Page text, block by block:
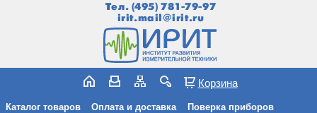
Тел. (495) 781-79-97
irit.mail@irit.ru
Корзина
Каталог товаров Оплата и доставка Поверка приборов